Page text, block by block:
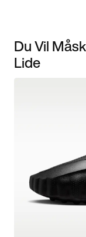
Du Vil
Lide